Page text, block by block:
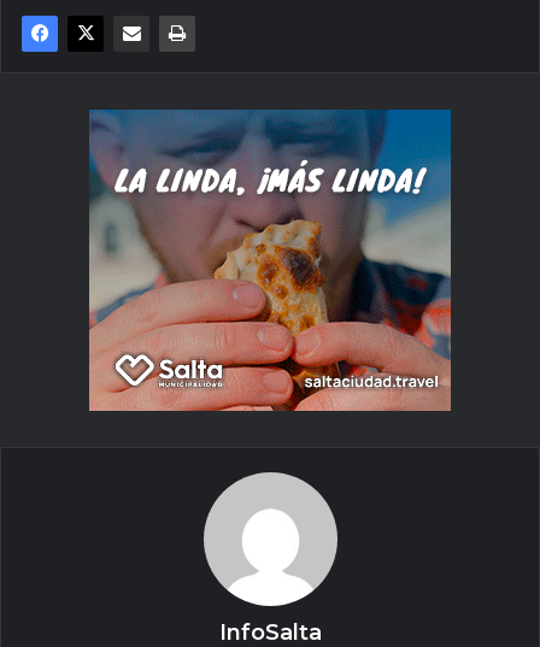
InfoSalta